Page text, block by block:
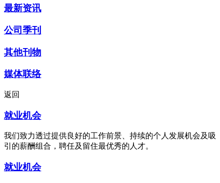
最新资讯
公司季刊
其他刊物
媒体联络
返回
就业机会
我们致力透过提供良好的工作前景、持续的个人发展机会及吸
引的薪酬组合，聘任及留住最优秀的人才。
就业机会